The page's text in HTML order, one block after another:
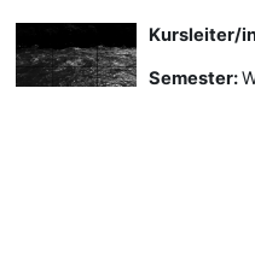
Kursleiter/
Semester: